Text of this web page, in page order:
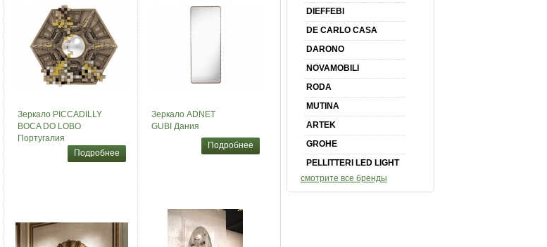
Зеркало PICCADILLY
BOCA DO LOBO
Португалия
Подробнее
Зеркало ADNET
GUBI Дания
Подробнее
DIEFFEBI
DE CARLO CASA
DARONO
NOVAMOBILI
RODA
MUTINA
ARTEK
GROHE
PELLITTERI LED LIGHT
смотрите все бренды